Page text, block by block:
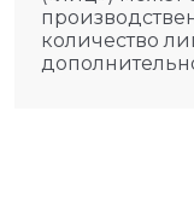
количество